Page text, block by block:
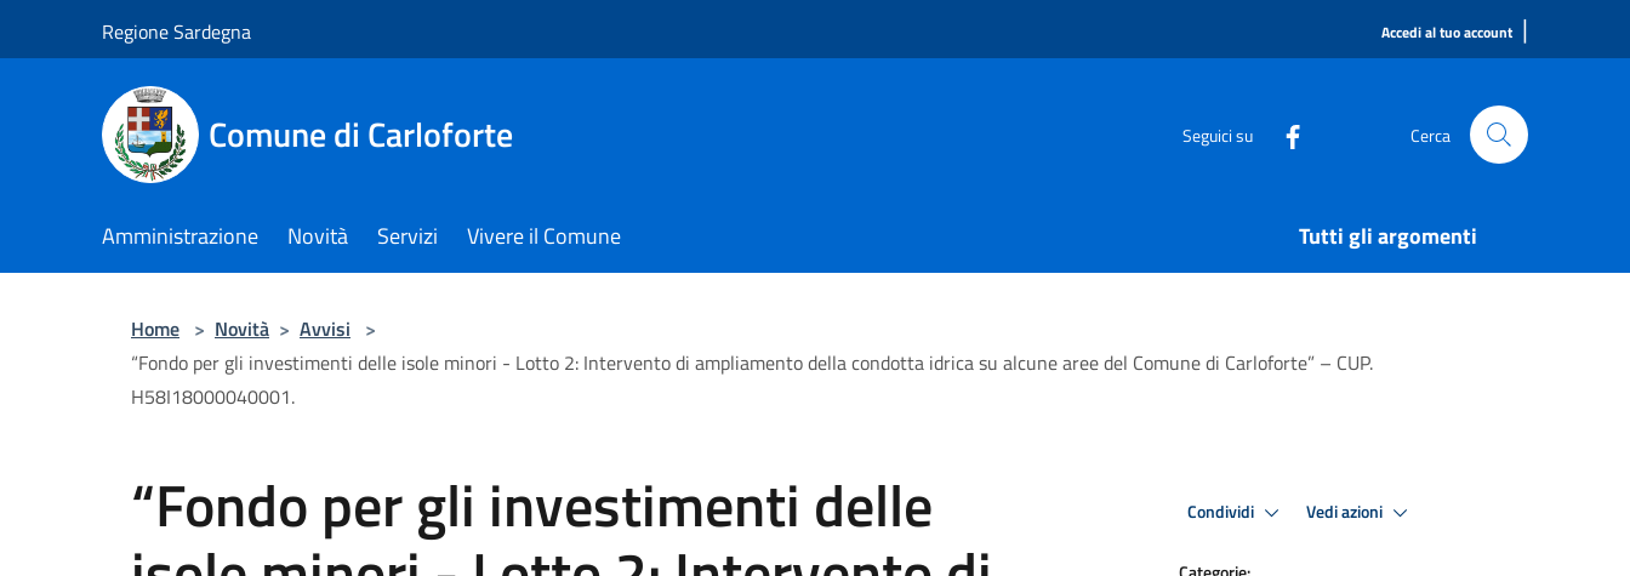
Regione Sardegna Accedi al tuo account |
Comune di Carloforte Seguici su Cerca
Amministrazione Novità Servizi Vivere il Comune Tutti gli argomenti
Home > Novità > Avvisi >
“Fondo per gli investimenti delle isole minori - Lotto 2: Intervento di ampliamento della condotta idrica su alcune aree del Comune di Carloforte” – CUP.
H58I18000040001.
“Fondo per gli investimenti delle Condividi Vedi azioni